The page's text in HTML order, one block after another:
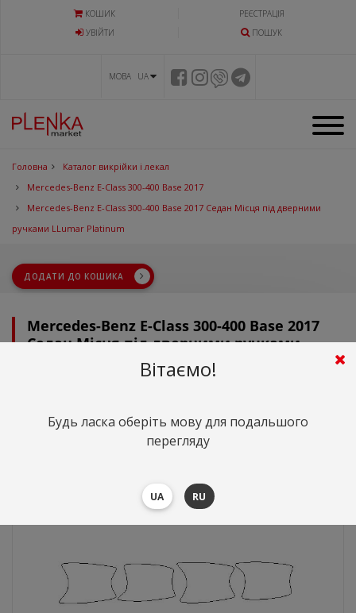
КОШИК
РЕЄСТРАЦІЯ
УВIЙТИ
ПОШУК
МОВА UA
Головна
Каталог викрійки і лекал
Mercedes-Benz E-Class 300-400 Base 2017
Mercedes-Benz E-Class 300-400 Base 2017 Седан Місця під дверними
ручками LLumar Platinum
ДОДАТИ ДО КОШИКА
Mercedes-Benz E-Class 300-400 Base 2017
Седан Місця під дверними ручками
LLumar Platinum
Вартість: грн.
Вітаємо!
Будь ласка оберіть мову для подальшого
перегляду
UA RU